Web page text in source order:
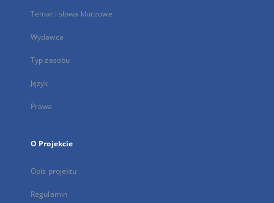
Temat i słowa kluczowe
Wydawca
Typ zasobu
Język
Prawa
O Projekcie
Opis projektu
Regulamin